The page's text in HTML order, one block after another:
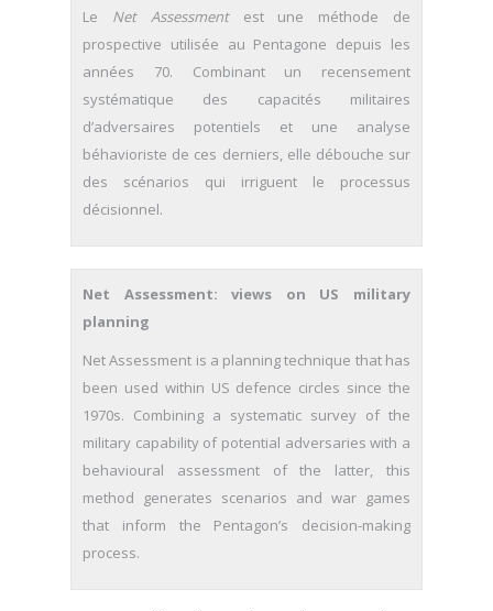
Le Net Assessmentest une méthode de
prospective utilisée au Pentagone depuis les
années 70. Combinant un recensement
systématique des capacités militaires
d’adversaires potentiels et une analyse
béhavioriste de ces derniers, elle débouche sur
des scénarios qui irriguent le processus
décisionnel.
Net Assessment: views on US military
planning
Net Assessment is a planning technique that has
been used within US defence circles since the
1970s. Combining a systematic survey of the
military capability of potential adversaries with a
behavioural assessment of the latter, this
method generates scenarios and war games
that inform the Pentagon’s decision-making
process.